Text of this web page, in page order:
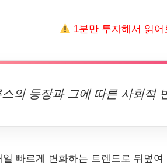
1분만 투자해서 읽어
스의 등장과 그에 따른 사회적
일 빠르게 변화하는 트렌드로 뒤덮